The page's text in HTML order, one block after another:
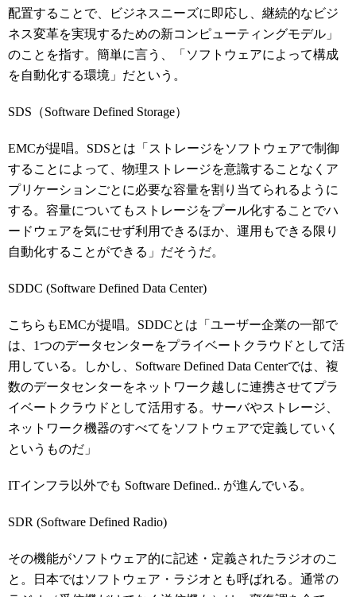
配置することで、ビジネスニーズに即応し、継続的なビジ
ネス変革を実現するための新コンピューティングモデル」
のことを指す。簡単に言う、「ソフトウェアによって構成
を自動化する環境」だという。
SDS（Software Defined Storage）
EMCが提唱。SDSとは「ストレージをソフトウェアで制御
することによって、物理ストレージを意識することなくア
プリケーションごとに必要な容量を割り当てられるように
する。容量についてもストレージをプール化することでハ
ードウェアを気にせず利用できるほか、運用もできる限り
自動化することができる」だそうだ。
SDDC (Software Defined Data Center)
こちらもEMCが提唱。SDDCとは「ユーザー企業の一部で
は、1つのデータセンターをプライベートクラウドとして活
用している。しかし、Software Defined Data Centerでは、複
数のデータセンターをネットワーク越しに連携させてプラ
イベートクラウドとして活用する。サーバやストレージ、
ネットワーク機器のすべてをソフトウェアで定義していく
というものだ」
ITインフラ以外でも Software Defined.. が進んでいる。
SDR (Software Defined Radio)
その機能がソフトウェア的に記述・定義されたラジオのこ
と。日本ではソフトウェア・ラジオとも呼ばれる。通常の